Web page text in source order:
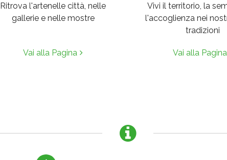
Ritrova l'artenelle città, nelle
gallerie e nelle mostre
Vai alla Pagina
Vivi il territorio, la
l'accoglienza nei
tradizioni
Vai alla Pagina